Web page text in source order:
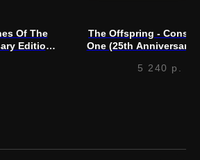
Of The
Edition)
The Offspring -
One (25th Anniversary
5 240 р.